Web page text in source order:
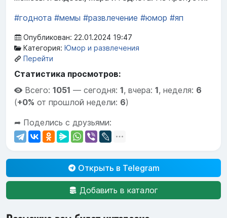
#годнота #мемы #развлечение #юмор #яп
Опубликован: 22.01.2024 19:47
Категория: Юмор и развлечения
Перейти
Статистика просмотров:
Всего: 1051 — сегодня: 1, вчера: 1, неделя: 6
(+0% от прошлой недели: 6)
➦ Поделись с друзьями:
Открыть в Telegram
Добавить в каталог